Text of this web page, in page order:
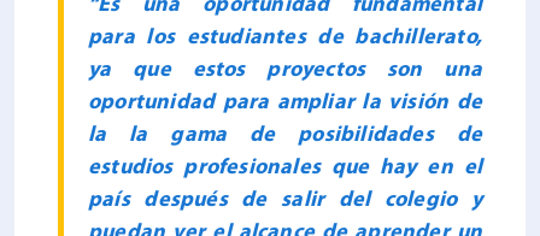
“Es una oportunidad fundamental
para los estudiantes de bachillerato,
ya que estos proyectos son una
oportunidad para ampliar la visión de
la la gama de posibilidades de
estudios profesionales que hay en el
país después de salir del colegio y